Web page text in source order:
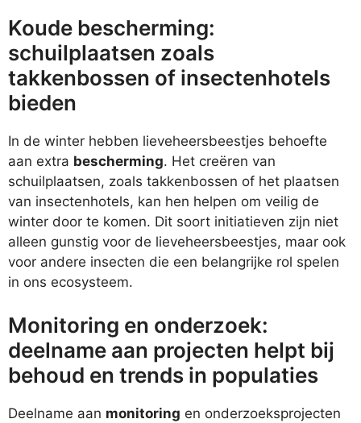
Koude bescherming:
schuilplaatsen zoals
takkenbossen of insectenhotels
bieden
In de winter hebben lieveheersbeestjes behoefte
aan extra bescherming. Het creëren van
schuilplaatsen, zoals takkenbossen of het plaatsen
van insectenhotels, kan hen helpen om veilig de
winter door te komen. Dit soort initiatieven zijn niet
alleen gunstig voor de lieveheersbeestjes, maar ook
voor andere insecten die een belangrijke rol spelen
in ons ecosysteem.
Monitoring en onderzoek:
deelname aan projecten helpt bij
behoud en trends in populaties
Deelname aan monitoring en onderzoeksprojecten